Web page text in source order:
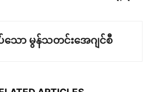
ာ မွန်သတင်းအေဂျင်စီ